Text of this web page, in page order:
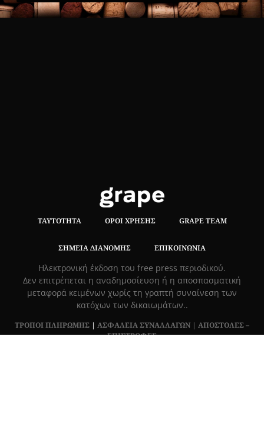
ΤΑΥΤΌΤΗΤΑ ΌΡΟΙ ΧΡΉΣΗΣ GRAPE TEAM
ΣΗΜΕΊΑ ΔΙΑΝΟΜΉΣ ΕΠΙΚΟΙΝΩΝΊΑ
Hλεκτρονική έκδοση του free press περιοδικού.
Δεν επιτρέπεται η αναδημοσίευση ή η αποσπασματική
μεταφορά κειμένων χωρίς τη γραπτή συναίνεση των
κατόχων των δικαιωμάτων..
ΤΡΟΠΟΙ ΠΛΗΡΩΜΗΣ | ΑΣΦΑΛΕΙΑ ΣΥΝΑΛΛΑΓΩΝ | ΑΠΟΣΤΟΛΕΣ –
ΕΠΙΣΤΡΟΦΕΣ